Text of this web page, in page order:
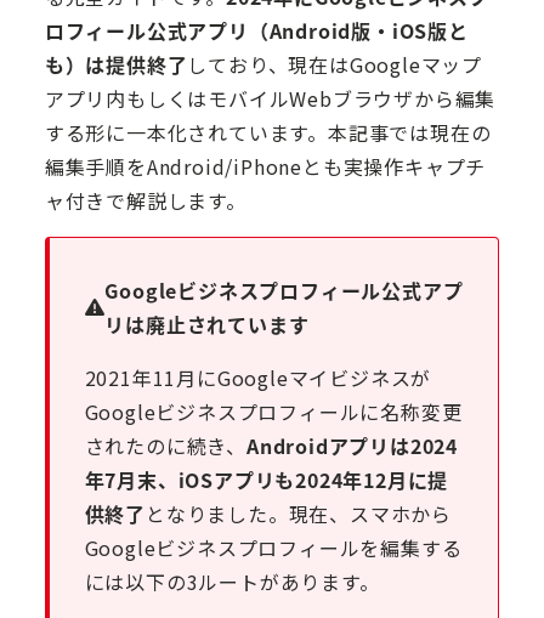
ロフィール公式アプリ（Android版・iOS版と
も）は提供終了しており、現在はGoogleマップ
アプリ内もしくはモバイルWebブラウザから編集
する形に一本化されています。本記事では現在の
編集手順をAndroid/iPhoneとも実操作キャプチ
ャ付きで解説します。
Googleビジネスプロフィール公式アプ
リは廃止されています
2021年11月にGoogleマイビジネスが
Googleビジネスプロフィールに名称変更
されたのに続き、 Androidアプリは2024
年7月末、iOSアプリも2024年12月に提
供終了 となりました。現在、スマホから
Googleビジネスプロフィールを編集する
には以下の3ルートがあります。